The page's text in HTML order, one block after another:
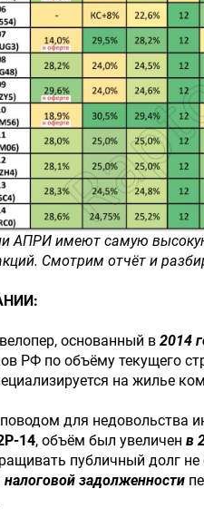
АПРИ имеют самую
Смотрим отчёт и
основанный в 2014
РФ по объёму текущего
на жилье
для недовольства
14, объём был увеличен в
публичный долг
налоговой задолженности